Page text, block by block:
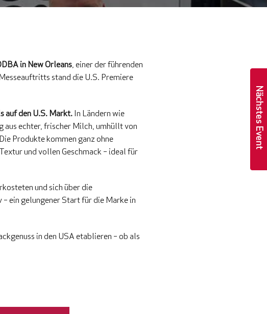
in New Orleans , einer der führenden
stand die U.S. Premiere
auf den U.S. Markt. In Ländern wie
echter, frischer Milch, umhüllt von
Produkte kommen ganz ohne
und vollen Geschmack – ideal für
und sich über die
ein gelungener Start für die Marke in
in den USA etablieren – ob als
Nächstes Event